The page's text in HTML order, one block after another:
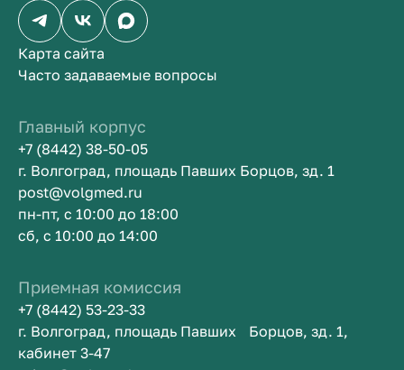
Карта сайта
Часто задаваемые вопросы
Главный корпус
+7 (8442) 38-50-05
г. Волгоград, площадь Павших Борцов, зд. 1
post@volgmed.ru
пн-пт, с 10:00 до 18:00
сб, с 10:00 до 14:00
Приемная комиссия
+7 (8442) 53-23-33
г. Волгоград, площадь Павших Борцов, зд. 1,
кабинет 3-47